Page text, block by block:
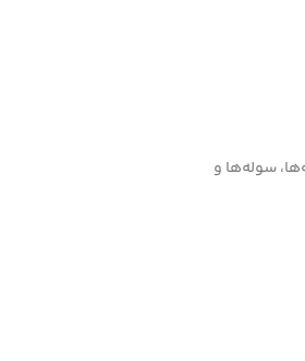
سوله‌ها و